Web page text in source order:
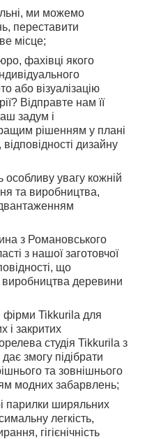
ми можемо
переставити
місце;
фахівці якого
або візуалізацію
Відправте нам її
задум і
рішенням у плані
дизайну
увагу кожній
та виробництва,
з Романовського
з нашої заготовчої
що
виробництва деревини
фірми Tikkurila для
і закритих
студія Tikkurila з
змогу підібрати
та зовнішнього
модних забарвлень;
парилки ширяльних
легкість,
гігієнічність